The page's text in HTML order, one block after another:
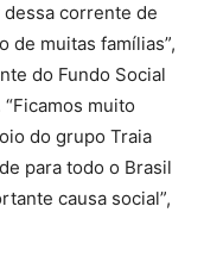
corrente de
de muitas famílias”,
do Fundo Social
muito
do grupo Traia
para todo o Brasil
causa social”,